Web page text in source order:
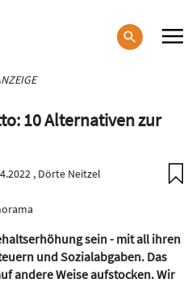
10 Alternativen zur
, Dörte Neitzel
sein - mit all ihren
und Sozialabgaben. Das
andere Weise aufstocken. Wir